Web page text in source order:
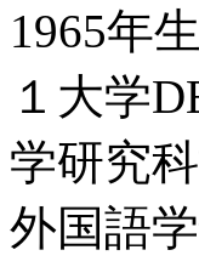
1965年
１大学
学研究
外国語